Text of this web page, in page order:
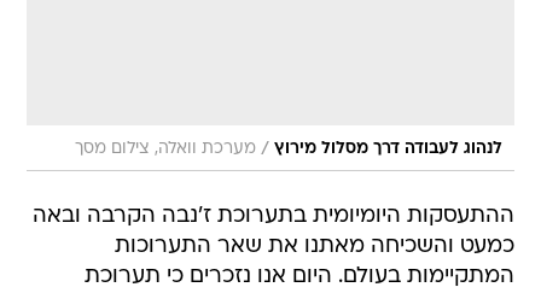
ההתעסקות היומיומית בתערוכת ז'נבה הקרבה ובאה
המתקיימות בעולם. היום אנו נזכרים כי תערוכת
הרכב האוסטרלית מתקיימת השבוע וגם לה הפתעות
ופיתויים גדולים כמו הופעת הבכורה של מכונית העל